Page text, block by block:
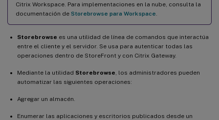
Citrix Workspace. Para implementaciones en la nube, consulta la
documentación de Storebrowse para Workspace
Storebrowse es una utilidad de línea de comandos que interactúa
entre el cliente y el servidor. Se usa para autenticar todas las
operaciones dentro de StoreFront y con Citrix Gateway.
Mediante la utilidad Storebrowse , los administradores pueden
automatizar las siguientes operaciones:
Agregar un almacén.
Enumerar las aplicaciones y escritorios publicados desde un